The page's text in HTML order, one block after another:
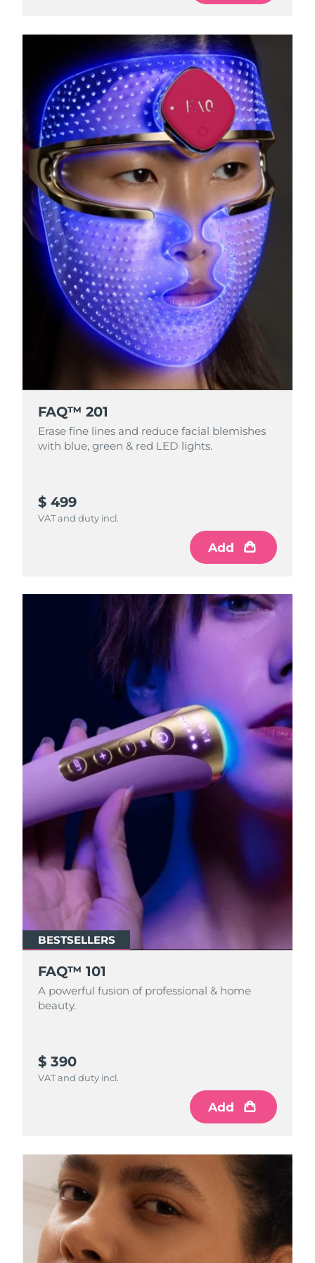
FAQ™ 201
Erase fine lines and reduce facial blemishes
with blue, green & red LED lights.
$ 499
VAT and duty incl.
Add
BESTSELLERS
FAQ™ 101
A powerful fusion of professional & home
beauty.
$ 390
VAT and duty incl.
Add